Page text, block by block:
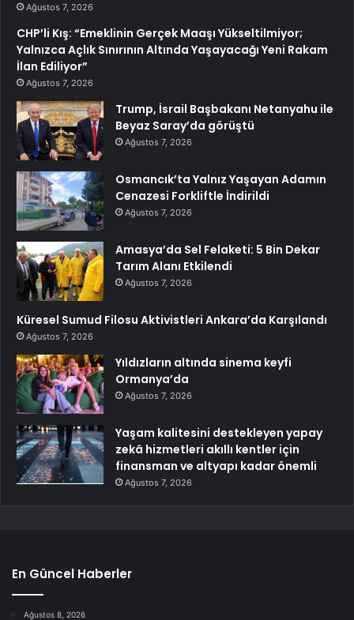
Ağustos 7, 2026
CHP’li Kış: “Emeklinin Gerçek Maaşı Yükseltilmiyor;
Yalnızca Açlık Sınırının Altında Yaşayacağı Yeni Rakam
İlan Ediliyor”
Ağustos 7, 2026
Trump, İsrail Başbakanı Netanyahu ile
Beyaz Saray’da görüştü
Ağustos 7, 2026
Osmancık’ta Yalnız Yaşayan Adamın
Cenazesi Forkliftle İndirildi
Ağustos 7, 2026
Amasya’da Sel Felaketi: 5 Bin Dekar
Tarım Alanı Etkilendi
Ağustos 7, 2026
Küresel Sumud Filosu Aktivistleri Ankara’da Karşılandı
Ağustos 7, 2026
Yıldızların altında sinema keyfi
Ormanya’da
Ağustos 7, 2026
Yaşam kalitesini destekleyen yapay
zekâ hizmetleri akıllı kentler için
finansman ve altyapı kadar önemli
Ağustos 7, 2026
En Güncel Haberler
Ağustos 8, 2026